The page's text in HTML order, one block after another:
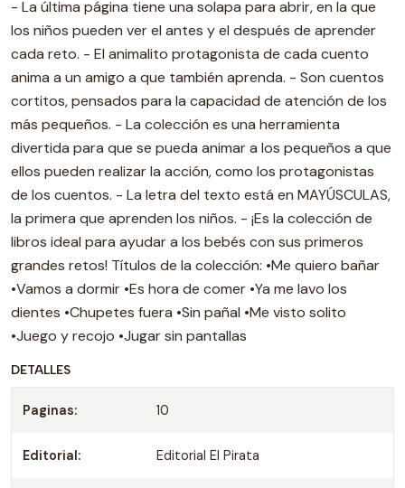
- La última página tiene una solapa para abrir, en la que
los niños pueden ver el antes y el después de aprender
cada reto. - El animalito protagonista de cada cuento
anima a un amigo a que también aprenda. - Son cuentos
cortitos, pensados para la capacidad de atención de los
más pequeños. - La colección es una herramienta
divertida para que se pueda animar a los pequeños a que
ellos pueden realizar la acción, como los protagonistas
de los cuentos. - La letra del texto está en MAYÚSCULAS,
la primera que aprenden los niños. - ¡Es la colección de
libros ideal para ayudar a los bebés con sus primeros
grandes retos! Títulos de la colección: •Me quiero bañar
•Vamos a dormir •Es hora de comer •Ya me lavo los
dientes •Chupetes fuera •Sin pañal •Me visto solito
•Juego y recojo •Jugar sin pantallas
DETALLES
Paginas: 10
Editorial: Editorial El Pirata